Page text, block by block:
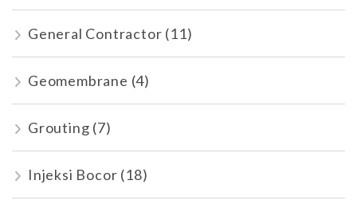
General Contractor (11)
Geomembrane (4)
Grouting (7)
Injeksi Bocor (18)